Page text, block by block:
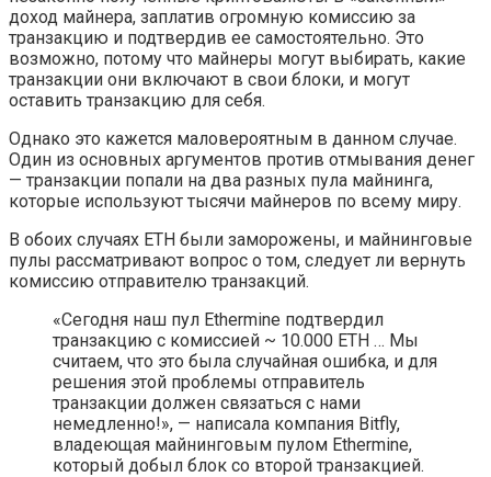
доход майнера, заплатив огромную комиссию за
транзакцию и подтвердив ее самостоятельно. Это
возможно, потому что майнеры могут выбирать, какие
транзакции они включают в свои блоки, и могут
оставить транзакцию для себя.
Однако это кажется маловероятным в данном случае.
Один из основных аргументов против отмывания денег
— транзакции попали на два разных пула майнинга,
которые используют тысячи майнеров по всему миру.
В обоих случаях ETH были заморожены, и майнинговые
пулы рассматривают вопрос о том, следует ли вернуть
комиссию отправителю транзакций.
«Сегодня наш пул Ethermine подтвердил
транзакцию с комиссией ~ 10.000 ETH … Мы
считаем, что это была случайная ошибка, и для
решения этой проблемы отправитель
транзакции должен связаться с нами
немедленно!», — написала компания Bitfly,
владеющая майнинговым пулом Ethermine,
который добыл блок со второй транзакцией.